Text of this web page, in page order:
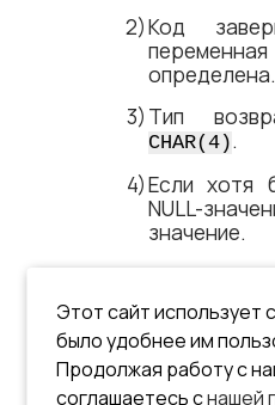
Код
определена.
Тип
CHAR(4).
Если хотя
NULL-
значение.
select
"Местоположение";
Местоположение
Этот сайт использует
было удобнее им
Продолжая работу с
соглашаетесь снашей